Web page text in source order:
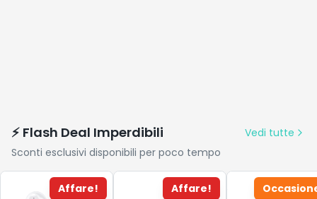
⚡ Flash Deal Imperdibili
Vedi tutte
Sconti esclusivi disponibili per poco tempo
Affare! Affare!